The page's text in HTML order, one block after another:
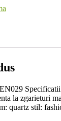
la zgarieturi
quartz stil: